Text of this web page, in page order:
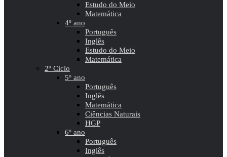
Estudo do Meio
Matemática
4º ano
Português
Inglês
Estudo do Meio
Matemática
2º Ciclo
5º ano
Português
Inglês
Matemática
Ciências Naturais
HGP
6º ano
Português
Inglês